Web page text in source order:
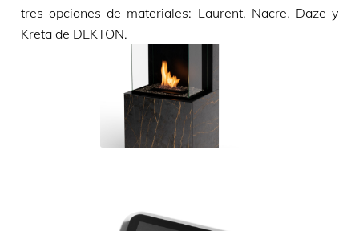
tres opciones de materiales: Laurent, Nacre, Daze y
Kreta de DEKTON.